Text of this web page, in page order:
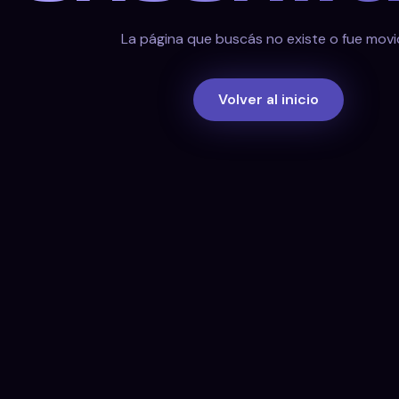
La página que buscás no existe o fue
Volver al inicio